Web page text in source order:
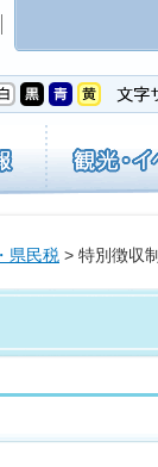
県民税 > 特別徴収